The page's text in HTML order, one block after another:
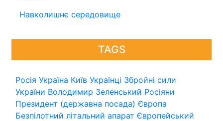
Навколишнє середовище
TAGS
Росія Україна Київ Українці Збройні сили
України Володимир Зеленський Росіяни
Президент (державна посада) Європа
Безпілотний літальний апарат Європейський